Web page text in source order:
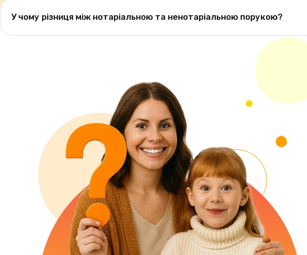
У чому різниця між нотаріальною та ненотаріальною порукою?
Нотаріальна порука має вищу юридичну силу та часто вимагається орендодавцем.